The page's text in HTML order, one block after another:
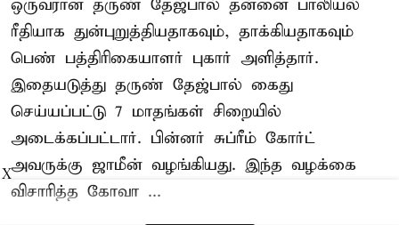
ஒருவரான தருண் தேஜ்பால் தன்னை பாலியல்
ரீதியாக துன்புறுத்தியதாகவும், தாக்கியதாகவும்
பெண் பத்திரிகையாளர் புகார் அளித்தார்.
இதையடுத்து தருண் தேஜ்பால் கைது
செய்யப்பட்டு 7 மாதங்கள் சிறையில்
அடைக்கப்பட்டார். பின்னர் சுப்ரீம் கோர்ட்
அவருக்கு ஜாமீன் வழங்கியது. இந்த வழக்கை
விசாரித்த கோவா ...
X